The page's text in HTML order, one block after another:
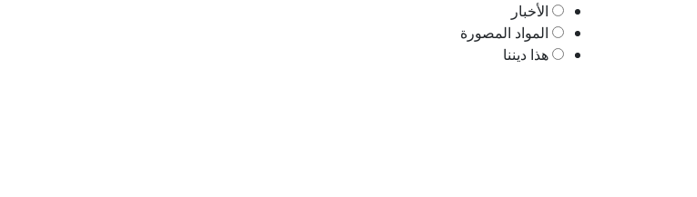
الأخبار
المواد المصورة
هذا ديننا